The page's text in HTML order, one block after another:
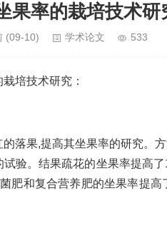
果率的栽培技术研
(09-10) 学术论文 533
培技术研究：
的落果,提高其坐果率的研究。
验。结果疏花的坐果率提高
肥和复合营养肥的坐果率提